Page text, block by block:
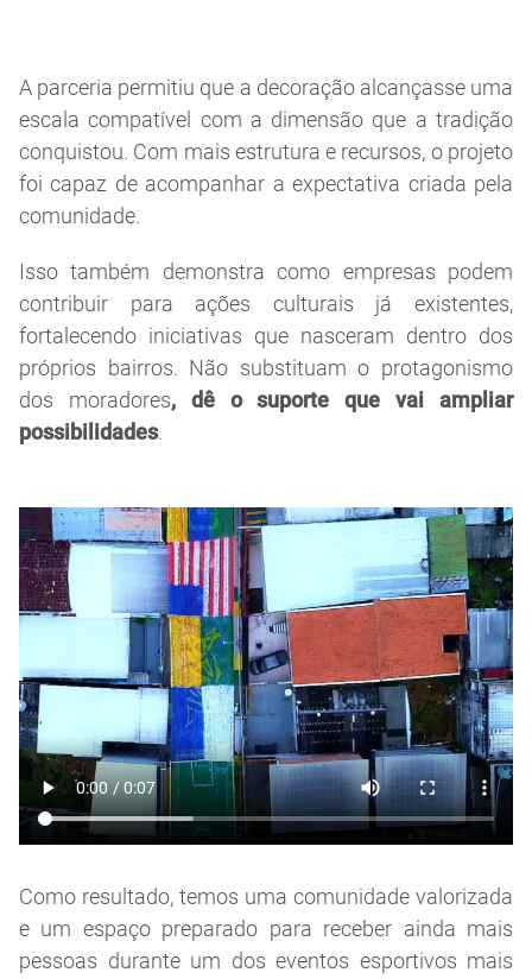
A parceria permitiu que a decoração alcançasse uma
escala compatível com a dimensão que a tradição
conquistou. Com mais estrutura e recursos, o projeto
foi capaz de acompanhar a expectativa criada pela
comunidade.
Isso também demonstra como empresas podem
contribuir para ações culturais já existentes,
fortalecendo iniciativas que nasceram dentro dos
próprios bairros. Não substituam o protagonismo
dos moradores, dê o suporte que vai ampliar
possibilidades.
Como resultado, temos uma comunidade valorizada
e um espaço preparado para receber ainda mais
pessoas durante um dos eventos esportivos mais